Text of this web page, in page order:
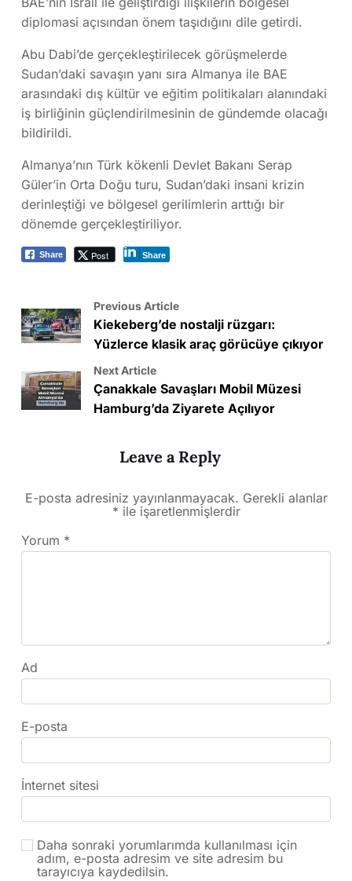
diplomasi açısından önem taşıdığını dile getirdi.
Abu Dabi’de gerçekleştirilecek görüşmelerde
Sudan’daki savaşın yanı sıra Almanya ile BAE
arasındaki dış kültür ve eğitim politikaları alanındaki
iş birliğinin güçlendirilmesinin de gündemde olacağı
bildirildi.
Almanya’nın Türk kökenli Devlet Bakanı Serap
Güler’in Orta Doğu turu, Sudan’daki insani krizin
derinleştiği ve bölgesel gerilimlerin arttığı bir
dönemde gerçekleştiriliyor.
Share Post Share
Previous Article
Kiekeberg’de nostalji rüzgarı:
Yüzlerce klasik araç görücüye çıkıyor
Next Article
Çanakkale Savaşları Mobil Müzesi
Hamburg’da Ziyarete Açılıyor
Leave a Reply
E-posta adresiniz yayınlanmayacak. Gerekli alanlar
* ile işaretlenmişlerdir
Yorum *
Ad
E-posta
İnternet sitesi
Daha sonraki yorumlarımda kullanılması için
adım, e-posta adresim ve site adresim bu
tarayıcıya kaydedilsin.